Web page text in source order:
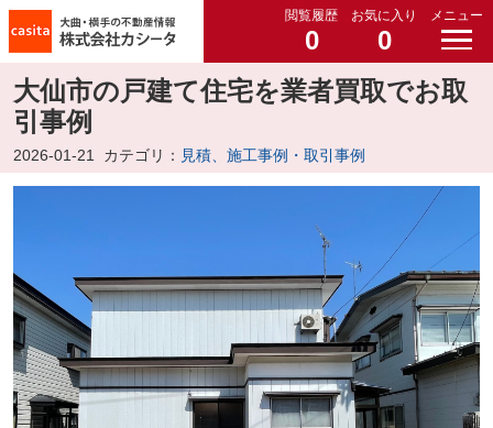
閲覧履歴
0
お気に入り
0
メニュー
大仙市の戸建て住宅を業者買取でお取
引事例
2026-01-21 カテゴリ： 見積、施工事例・取引事例